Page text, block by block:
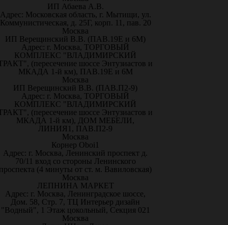
ИП Абаева А.В.
Адрес: Московская область, г. Мытищи, ул.
Коммунистическая, д. 25Г, корп. 11, пав. 20
Москва
ИП Верещинский В.В. (ПАВ.19Е и 6М)
Адрес: г. Москва, ТОРГОВЫЙ
КОМПЛЕКС "ВЛАДИМИРСКИЙ
(пересечение шоссе Энтузиастов и
МКАДА 1-й км), ПАВ.19Е и 6М
Москва
ИП Верещинский В.В. (ПАВ.П2-9)
Адрес: г. Москва, ТОРГОВЫЙ
КОМПЛЕКС "ВЛАДИМИРСКИЙ
(пересечение шоссе Энтузиастов и
МКАДА 1-й км), ДОМ МЕБЕЛИ,
ЛИНИЯ1, ПАВ.П2-9
Москва
Корнер Oboi1
Адрес: г. Москва, Ленинский проспект д.
70/11 вход со стороны Ленинского
(4 минуты от ст. м. Вавиловская)
Москва
ЛЕПНИНА МАРКЕТ
Адрес: г. Москва, Ленинградское шоссе,
Дом. 58, Стр. 7, ТЦ Интерьер дизайн
"Водный", 1 Этаж цокольный, Секция 021
Москва